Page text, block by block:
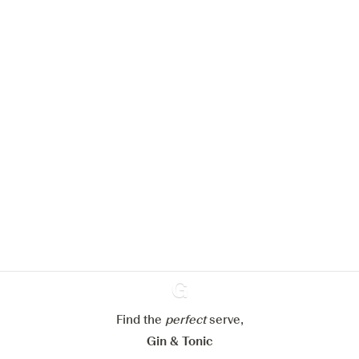
Ginventory
Find the perfectserve,
Gin & Tonic
Paramétrer mes cookies
Refuser tout Accepter tout